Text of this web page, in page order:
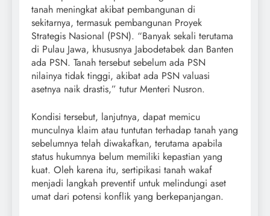
tanah meningkat akibat pembangunan di
sekitarnya, termasuk pembangunan Proyek
Strategis Nasional (PSN). “Banyak sekali terutama
di Pulau Jawa, khususnya Jabodetabek dan Banten
ada PSN. Tanah tersebut sebelum ada PSN
nilainya tidak tinggi, akibat ada PSN valuasi
asetnya naik drastis,” tutur Menteri Nusron.
Kondisi tersebut, lanjutnya, dapat memicu
munculnya klaim atau tuntutan terhadap tanah yang
sebelumnya telah diwakafkan, terutama apabila
status hukumnya belum memiliki kepastian yang
kuat. Oleh karena itu, sertipikasi tanah wakaf
menjadi langkah preventif untuk melindungi aset
umat dari potensi konflik yang berkepanjangan.